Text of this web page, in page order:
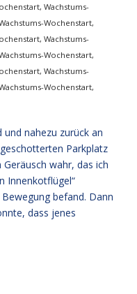
, Wachstums-
Wochenstart,
, Wachstums-
Wochenstart,
, Wachstums-
Wochenstart,
nahezu zurück an
Parkplatz
wahr, das ich
Innenkotflügel“
befand. Dann
dass jenes